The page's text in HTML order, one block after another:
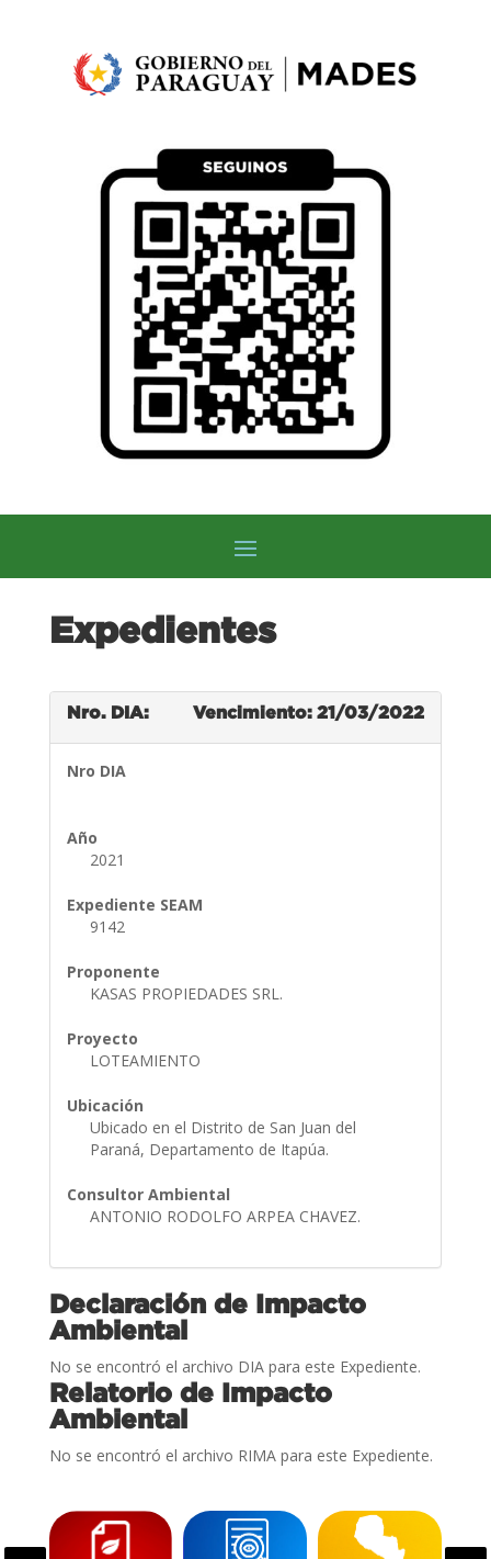
Expedientes
Nro. DIA: Vencimiento: 21/03/2022
Nro DIA
Año
2021
Expediente SEAM
9142
Proponente
KASAS PROPIEDADES SRL.
Proyecto
LOTEAMIENTO
Ubicación
Ubicado en el Distrito de San Juan del
Paraná, Departamento de Itapúa.
Consultor Ambiental
ANTONIO RODOLFO ARPEA CHAVEZ.
Declaración de Impacto
Ambiental
No se encontró el archivo DIA para este Expediente.
Relatorio de Impacto
Ambiental
No se encontró el archivo RIMA para este Expediente.